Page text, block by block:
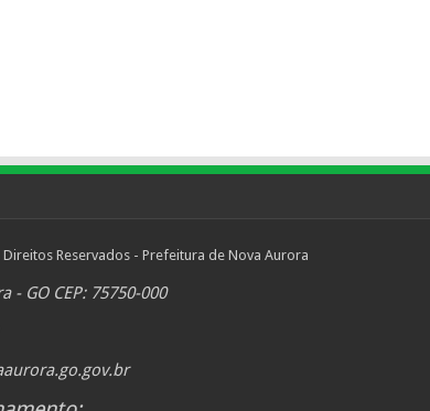
Reservados - Prefeitura de Nova Aurora
- GO CEP: 75750-000